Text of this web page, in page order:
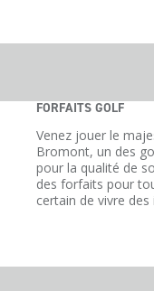
FORFAITS GOLF
Venez jouer le
Bromont, un des
pour la qualité de
des forfaits pour
certain de vivre